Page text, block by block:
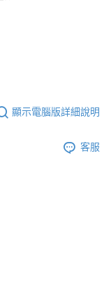
顯示電腦版詳細說明
客服